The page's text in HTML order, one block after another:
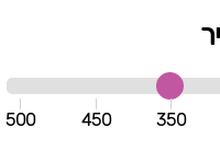
350
450
500